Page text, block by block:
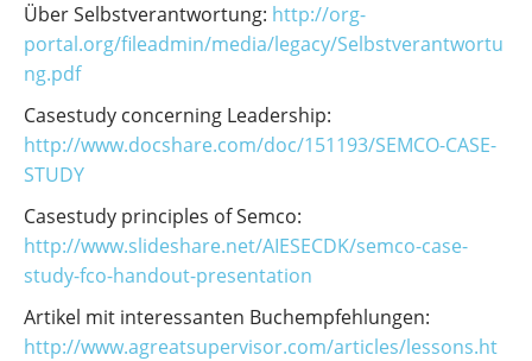
Über Selbstverantwortung: http://org-
portal.org/fileadmin/media/legacy/Selbstverantwortu
ng.pdf
Casestudy concerning Leadership:
http://www.docshare.com/doc/151193/SEMCO-CASE-
STUDY
Casestudy principles of Semco:
http://www.slideshare.net/AIESECDK/semco-case-
study-fco-handout-presentation
Artikel mit interessanten Buchempfehlungen:
http://www.agreatsupervisor.com/articles/lessons.ht